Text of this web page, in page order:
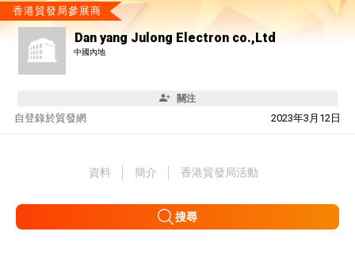
香港貿發局參展商
Dan yang Julong Electron co.,Ltd
中國內地
關注
自 2023年3月12日
登錄於貿發網
資料 簡介 香港貿發局活動
搜尋